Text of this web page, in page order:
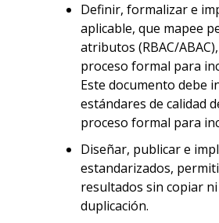
Definir, formalizar e
aplicable, que mapee
atributos (RBAC/
proceso formal para
Este documento debe
estándares de calidad
proceso formal para
Diseñar, publicar e
estandarizados,
resultados sin copiar
duplicación.